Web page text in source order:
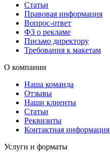
Статьи
Правовая информация
Вопрос-ответ
ФЗ о рекламе
Письмо директору
Требования к макетам
О компании
Наша команда
Отзывы
Наши клиенты
Статьи
Реквизиты
Контактная информация
Услуги и форматы